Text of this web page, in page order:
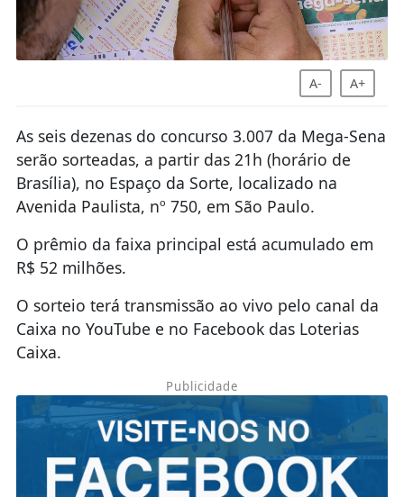
A- A+
As seis dezenas do concurso 3.007 da Mega-Sena
serão sorteadas, a partir das 21h (horário de
Brasília), no Espaço da Sorte, localizado na
Avenida Paulista, nº 750, em São Paulo.
O prêmio da faixa principal está acumulado em
R$ 52 milhões.
O sorteio terá transmissão ao vivo pelo canal da
Caixa no YouTube e no Facebook das Loterias
Caixa.
Publicidade